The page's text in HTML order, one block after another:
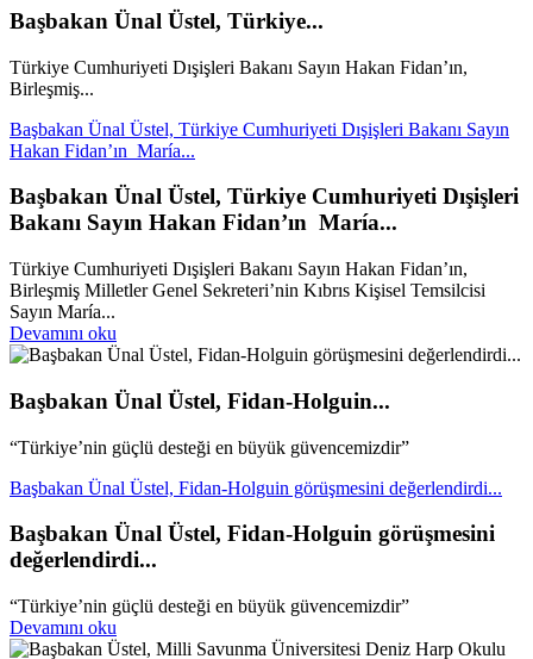
Başbakan Ünal Üstel, Türkiye...
Türkiye Cumhuriyeti Dışişleri Bakanı Sayın Hakan Fidan’ın,
Birleşmiş...
Başbakan Ünal Üstel, Türkiye Cumhuriyeti Dışişleri Bakanı Sayın
Hakan Fidan’ın María...
Başbakan Ünal Üstel, Türkiye Cumhuriyeti Dışişleri
Bakanı Sayın Hakan Fidan’ın María...
Türkiye Cumhuriyeti Dışişleri Bakanı Sayın Hakan Fidan’ın,
Birleşmiş Milletler Genel Sekreteri’nin Kıbrıs Kişisel Temsilcisi
Sayın María...
Devamını oku
Başbakan Ünal Üstel, Fidan-Holguin...
“Türkiye’nin güçlü desteği en büyük güvencemizdir”
Başbakan Ünal Üstel, Fidan-Holguin görüşmesini değerlendirdi...
Başbakan Ünal Üstel, Fidan-Holguin görüşmesini
değerlendirdi...
“Türkiye’nin güçlü desteği en büyük güvencemizdir”
Devamını oku